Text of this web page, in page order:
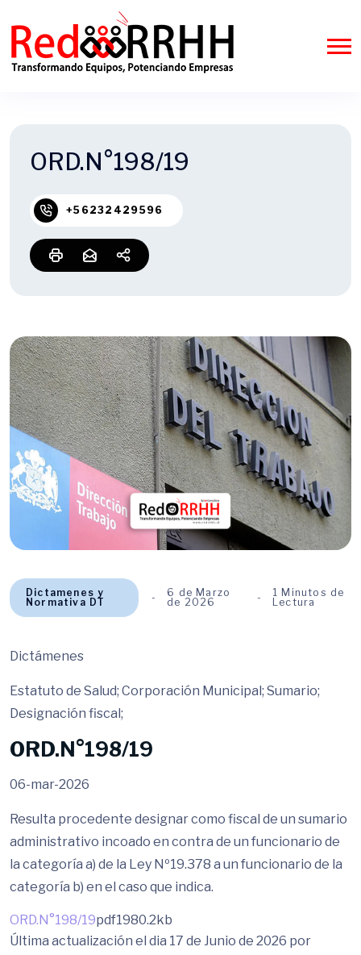
ORD.N°198/19
+56232429596
Dictamenes y
Normativa DT
6 de Marzo
de 2026
1 Minutos de
Lectura
Dictámenes
Estatuto de Salud; Corporación Municipal; Sumario;
Designación fiscal;
ORD.N°198/19
06-mar-2026
Resulta procedente designar como fiscal de un sumario
administrativo incoado en contra de un funcionario de
la categoría a) de la Ley Nº19.378 a un funcionario de la
categoría b) en el caso que indica.
ORD.N°198/19pdf1980.2kb
Última actualización el dia 17 de Junio de 2026 por